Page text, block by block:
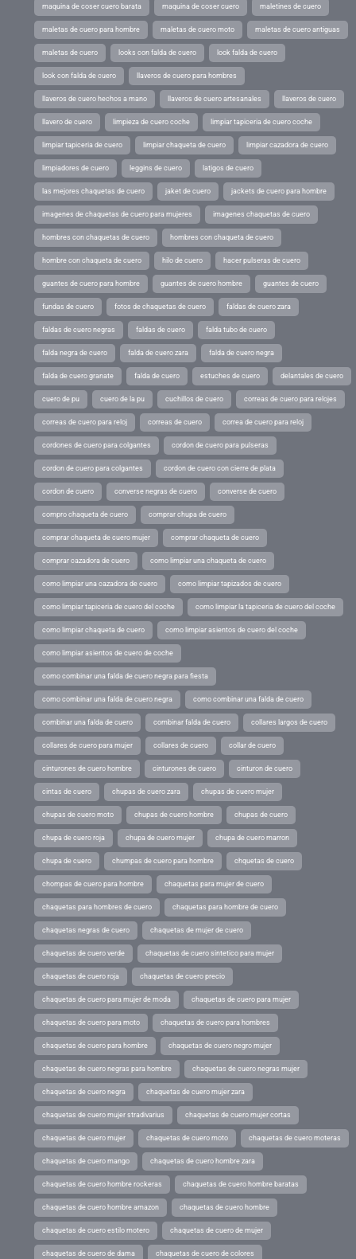
maquina de coser cuero barata maquina de coser cuero maletines de cuero
maletas de cuero para hombre maletas de cuero moto maletas de cuero antiguas
maletas de cuero looks con falda de cuero look falda de cuero
look con falda de cuero llaveros de cuero para hombres
llaveros de cuero hechos a mano llaveros de cuero artesanales llaveros de cuero
llavero de cuero limpieza de cuero coche limpiar tapiceria de cuero coche
limpiar tapiceria de cuero limpiar chaqueta de cuero limpiar cazadora de cuero
limpiadores de cuero leggins de cuero latigos de cuero
las mejores chaquetas de cuero jaket de cuero jackets de cuero para hombre
imagenes de chaquetas de cuero para mujeres imagenes chaquetas de cuero
hombres con chaquetas de cuero hombres con chaqueta de cuero
hombre con chaqueta de cuero hilo de cuero hacer pulseras de cuero
guantes de cuero para hombre guantes de cuero hombre guantes de cuero
fundas de cuero fotos de chaquetas de cuero faldas de cuero zara
faldas de cuero negras faldas de cuero falda tubo de cuero
falda negra de cuero falda de cuero zara falda de cuero negra
falda de cuero granate falda de cuero estuches de cuero delantales de cuero
cuero de pu cuero de la pu cuchillos de cuero correas de cuero para relojes
correas de cuero para reloj correas de cuero correa de cuero para reloj
cordones de cuero para colgantes cordon de cuero para pulseras
cordon de cuero para colgantes cordon de cuero con cierre de plata
cordon de cuero converse negras de cuero converse de cuero
compro chaqueta de cuero comprar chupa de cuero
comprar chaqueta de cuero mujer comprar chaqueta de cuero
comprar cazadora de cuero como limpiar una chaqueta de cuero
como limpiar una cazadora de cuero como limpiar tapizados de cuero
como limpiar tapiceria de cuero del coche como limpiar la tapiceria de cuero del coche
como limpiar chaqueta de cuero como limpiar asientos de cuero del coche
como limpiar asientos de cuero de coche
como combinar una falda de cuero negra para fiesta
como combinar una falda de cuero negra como combinar una falda de cuero
combinar una falda de cuero combinar falda de cuero collares largos de cuero
collares de cuero para mujer collares de cuero collar de cuero
cinturones de cuero hombre cinturones de cuero cinturon de cuero
cintas de cuero chupas de cuero zara chupas de cuero mujer
chupas de cuero moto chupas de cuero hombre chupas de cuero
chupa de cuero roja chupa de cuero mujer chupa de cuero marron
chupa de cuero chumpas de cuero para hombre chquetas de cuero
chompas de cuero para hombre chaquetas para mujer de cuero
chaquetas para hombres de cuero chaquetas para hombre de cuero
chaquetas negras de cuero chaquetas de mujer de cuero
chaquetas de cuero verde chaquetas de cuero sintetico para mujer
chaquetas de cuero roja chaquetas de cuero precio
chaquetas de cuero para mujer de moda chaquetas de cuero para mujer
chaquetas de cuero para moto chaquetas de cuero para hombres
chaquetas de cuero para hombre chaquetas de cuero negro mujer
chaquetas de cuero negras para hombre chaquetas de cuero negras mujer
chaquetas de cuero negra chaquetas de cuero mujer zara
chaquetas de cuero mujer stradivarius chaquetas de cuero mujer cortas
chaquetas de cuero mujer chaquetas de cuero moto chaquetas de cuero moteras
chaquetas de cuero mango chaquetas de cuero hombre zara
chaquetas de cuero hombre rockeras chaquetas de cuero hombre baratas
chaquetas de cuero hombre amazon chaquetas de cuero hombre
chaquetas de cuero estilo motero chaquetas de cuero de mujer
chaquetas de cuero de dama chaquetas de cuero de colores